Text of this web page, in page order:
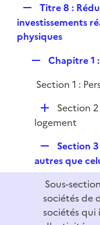
e
r
e
p
i
e
r
Titre 8 :
investissements
physiques
p
l
i
e
r
Chapitre 1
Section 1 :
D
é
i
r
Section
logement
e
p
l
i
e
Section
autres que
Sous-
sociétés de
sociétés qui